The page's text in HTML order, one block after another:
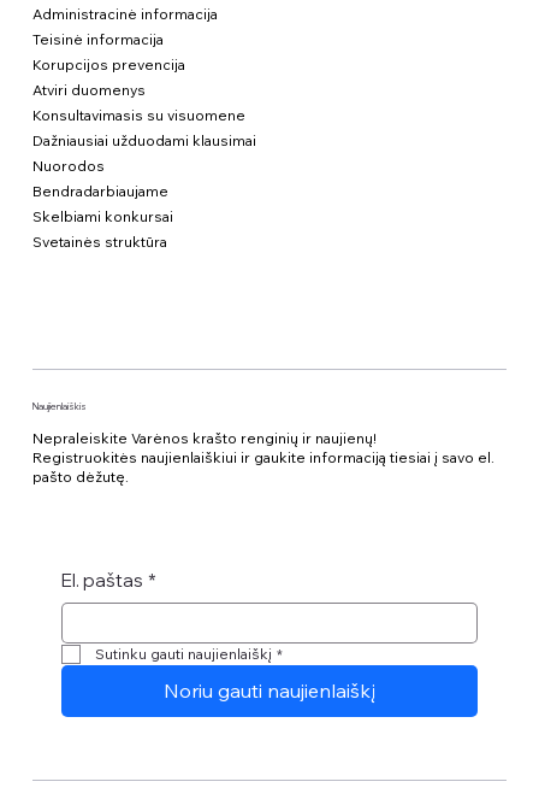
Administracinė informacija
Teisinė informacija
Korupcijos prevencija
Atviri duomenys
Konsultavimasis su visuomene
Dažniausiai užduodami klausimai
Nuorodos
Bendradarbiaujame
Skelbiami konkursai
Svetainės struktūra
Naujienlaiškis
Nepraleiskite Varėnos krašto renginių ir naujienų!
Registruokitės naujienlaiškiui ir gaukite informaciją tiesiai į savo el.
pašto dėžutę.
El. paštas *
Sutinku gauti naujienlaiškį *
Noriu gauti naujienlaiškį